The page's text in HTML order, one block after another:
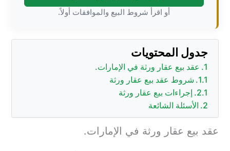
أو اقرأ شروط البيع والموافقات أولاً.
جدول المحتويات
عقد بيع عقار ورثة في الإمارات.
شروط عقد بيع عقار ورثة
إجراءات بيع عقار ورثة
الأسئلة الشائعة
عقد بيع عقار ورثة في الإمارات.